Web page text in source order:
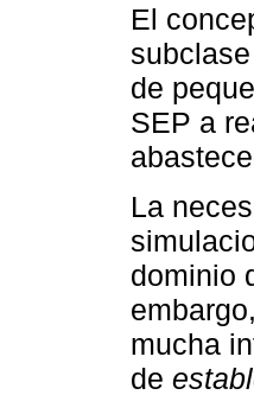
El
de
SEP a
La
dominio
mucha
de